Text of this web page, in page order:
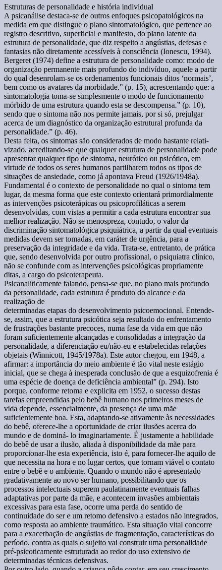
Estruturas de personalidade e história individual
A psicanálise destaca-se de outros enfoques psicopatológicos na
medida em que distingue o plano sintomatológico, que pertence ao
registro descritivo, superficial e manifesto, do plano latente da
estrutura de personalidade, que diz respeito a angústias, defesas e
fantasias não diretamente acessíveis à consciência (Ionescu, 1994).
Bergeret (1974) define a estrutura de personalidade como: modo de
organização permanente mais profundo do indivíduo, aquele a partir
do qual desenrolam-se os ordenamentos funcionais ditos ‘normais’,
bem como os avatares da morbidade.” (p. 15), acrescentando que: a
sintomatologia toma-se simplesmente o modo de funcionamento
mórbido de uma estrutura quando esta se descompensa.” (p. 10),
sendo que o sintoma não nos permite jamais, por si só, prejulgar
acerca de um diagnóstico da organização estrutural profunda da
personalidade.” (p. 46).
Desta feita, os sintomas são considerados de modo bastante relati-
vizado, acreditando-se que qualquer estrutura de personalidade pode
apresentar qualquer tipo de sintoma, neurótico ou psicótico, em
virtude de todos os seres humanos partilharem todos os tipos de
situações de ansiedade, como já apontava Freud (1926/1948a).
Fundamental é o contexto de personalidade no qual o sintoma tem
lugar, da mesma forma que este contexto orientará primordialmente
as intervenções psicoterápicas ou psicoprofiláticas a serem
desenvolvidas, com vistas a permitir a cada estrutura encontrar sua
melhor realização. Não se menospreza, contudo, o valor da
discriminação sintomatológica psiquiátrica, a partir da qual eventuais
medidas devem ser tomadas, em caráter de urgência, para a
preservação da integridade e da vida. Trata-se, entretanto, de prática
que, sendo desenvolvida por outro profissional, o psiquiatra clínico,
não se confunde com as intervenções psicológicas propriamente
ditas, a cargo do psicoterapeuta.
Psicanaliticamente falando, pensa-se que, no plano mais profundo
da personalidade, cada estrutura é produto do alcance e da
realização de
determinadas etapas do desenvolvimento psicoemocional. Entende-
se, assim, que a estrutura psicótica seja resultado do enfrentamento
de frustrações bastante precoces, numa fase da vida em que não
foram suficientemente alcançadas e consolidadas a integração da
personalidade, a diferenciação eu/não-eu e estabelecidas relações
objetais (Winnicott, 1945/1978a). Este autor chegou, em 1948, a
afirmar: a importância do meio ambiente é tão vital neste estágio
inicial, que se chega à inesperada conclusão de que a esquizofrenia é
uma espécie de doença de deficiência ambiental” (p. 294). Isto
porque, conforme retoma e explicita em 1952, o sucesso destas
tarefas empreendidas pelo bebê humano nos primeiros meses de
vida depende, essencialmente, da presença de uma mãe
suficientemente boa. Esta, adaptando-se ativamente às necessidades
do bebê, oferece-lhe a oportunidade de criar ilusões acerca do
mundo e de dominá- lo imaginariamente. É justamente a habilidade
do bebê de usar a ilusão, aliada à disponibilidade da mãe para
proporcionar-lhe esta experiência, isto é, para fornecer-lhe aquilo de
que necessita na hora e no lugar certos, que tornam viável o contato
entre o bebê e o ambiente. Quando o mundo não é apresentado
gradativamente ao novo ser humano, possibilitando que os
processos intelectuais superem paulatinamente eventuais falhas
adaptativas por parte da mãe, e acontecem invasões ambientais
excessivas para esta fase, ocorre uma perda do sentido de
continuidade do ser e um retomo defensivo a estados não integrados,
como resposta ao ambiente traumático. Esta situação vital concorre
para a exacerbação de angústias de fragmentação, características do
período, contra as quais o sujeito vai construir uma personalidade
pré-psicoticamente estruturada ao redor do uso extensivo de
determinadas técnicas defensivas.